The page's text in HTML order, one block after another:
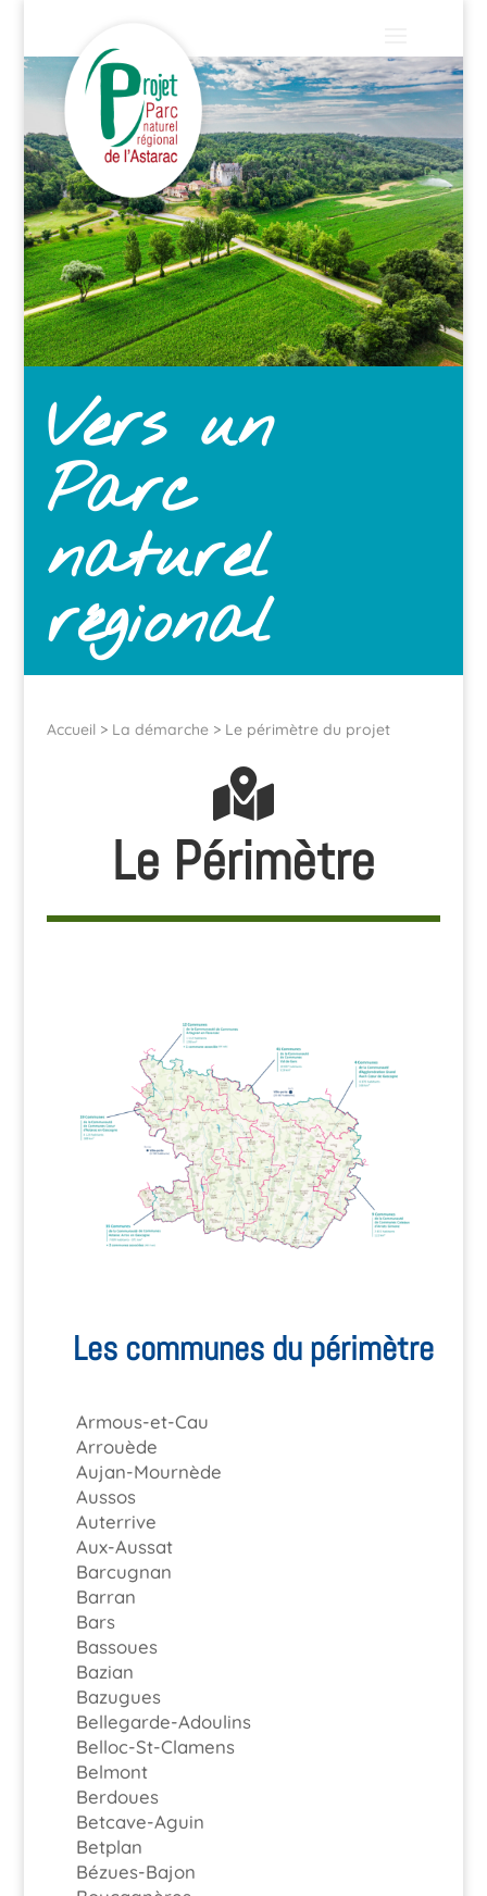
Vers un
Parc
naturel
régional
Accueil> La démarche> Le périmètre du projet
Le Périmètre
Les communes du périmètre
Armous-et-Cau
Arrouède
Aujan-Mournède
Aussos
Auterrive
Aux-Aussat
Barcugnan
Barran
Bars
Bassoues
Bazian
Bazugues
Bellegarde-Adoulins
Belloc-St-Clamens
Belmont
Berdoues
Betcave-Aguin
Betplan
Bézues-Bajon